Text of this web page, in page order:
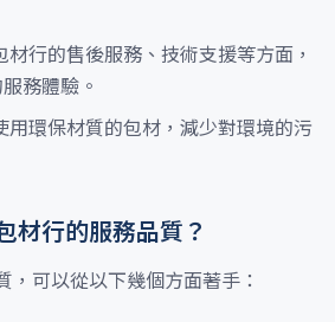
材行的售後服務、技術支援等方面，
務體驗。
用環保材質的包材，減少對環境的污
材行的服務品質？
，可以從以下幾個方面著手：